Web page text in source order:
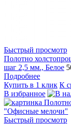
Быстрый просмотр
Полотно
шаг 2,5 мм., Белое
Подробнее
Купить в 1 клик К
В избранное
Быстрый просмотр